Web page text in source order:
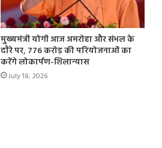
मुख्यमंत्री योगी आज अमरोहा और संभल के
दाैरे पर, 776 करोड़ की परियोजनाओं का
करेंगे लोकार्पण-शिलान्यास
July 18, 2026